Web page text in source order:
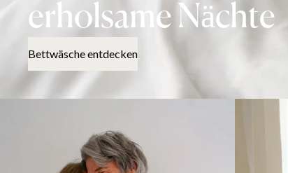
erholsame Nächte
Bettwäsche entdecken